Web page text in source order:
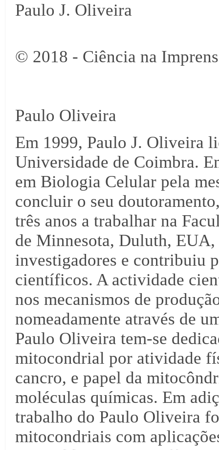
Paulo J. Oliveira
© 2018 - Ciência na
Paulo Oliveira
Em 1999, Paulo J. Oliveira
Universidade de Coimbra.
em Biologia Celular pela
concluir o seu
três anos a trabalhar na
de Minnesota, Duluth,
investigadores e contribuiu
científicos. A actividade
nos mecanismos de
nomeadamente através de
Paulo Oliveira tem-se
mitocondrial por atividade
cancro, e papel da
moléculas químicas. Em
trabalho do Paulo Oliveira
mitocondriais com